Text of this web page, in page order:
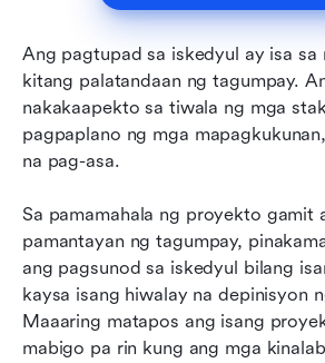
Ang pagtupad sa iskedyul ay isa sa
kitang palatandaan ng tagumpay.
nakakaapekto sa tiwala ng mga
pagpaplano ng mga
na pag-asa.
Sa pamamahala ng proyekto gamit
pamantayan ng tagumpay,
ang pagsunod sa iskedyul bilang
kaysa isang hiwalay na depinisyon
Maaaring matapos ang isang
mabigo pa rin kung ang mga